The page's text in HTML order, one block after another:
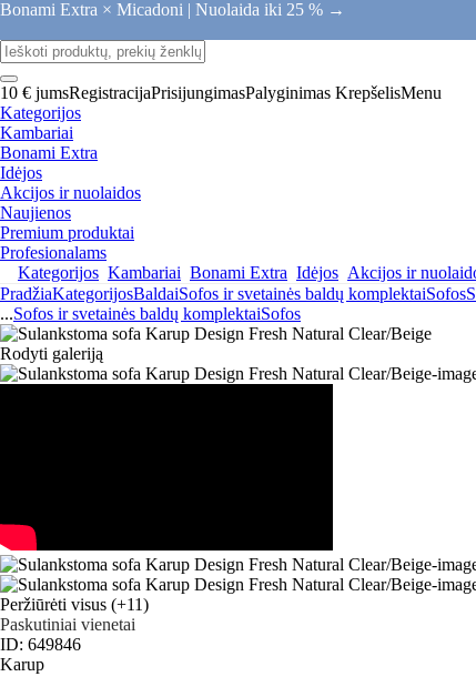
Bonami Extra × Micadoni | Nuolaida iki 25 % →
10 € jumsRegistracijaPrisijungimasPalyginimas KrepšelisMenu
Kategorijos
Kambariai
Bonami Extra
Idėjos
Akcijos ir nuolaidos
Naujienos
Premium produktai
Profesionalams
Kategorijos Kambariai Bonami Extra Idėjos Akcijos ir
PradžiaKategorijosBaldaiSofos ir svetainės baldų komplektaiSofos
...Sofos ir svetainės baldų komplektaiSofos
Rodyti galeriją
Peržiūrėti visus (+11)
Paskutiniai vienetai
ID: 649846
Karup